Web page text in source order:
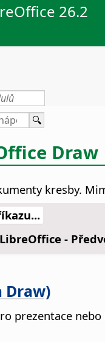
26.2
Draw
kresby.
LibreOffice -
Draw)
prezentace nebo